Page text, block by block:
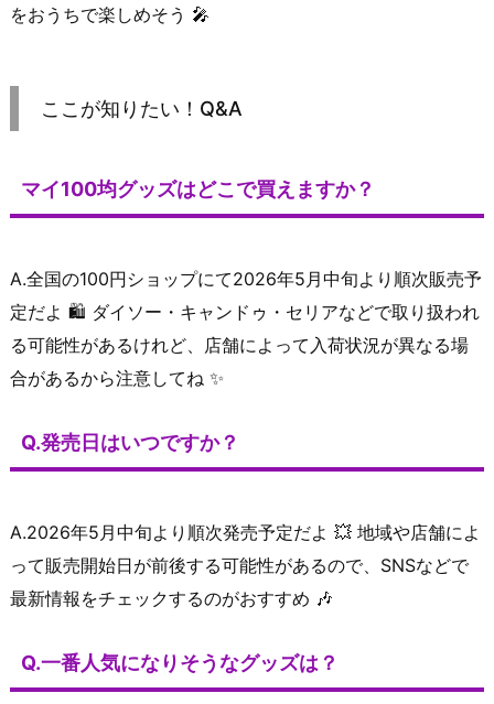
をおうちで楽しめそう 🎤
ここが知りたい！Q&A
マイ100均グッズはどこで買えますか？
A.全国の100円ショップにて2026年5月中旬より順次販売予
定だよ 🛍️ ダイソー・キャンドゥ・セリアなどで取り扱われ
る可能性があるけれど、店舗によって入荷状況が異なる場
合があるから注意してね ✨
Q.発売日はいつですか？
A.2026年5月中旬より順次発売予定だよ 💥 地域や店舗によ
って販売開始日が前後する可能性があるので、SNSなどで
最新情報をチェックするのがおすすめ 🎶
Q.一番人気になりそうなグッズは？